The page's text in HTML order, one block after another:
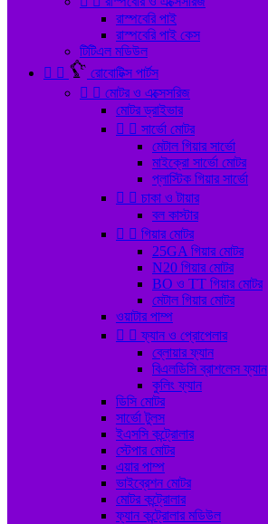
রাস্পবেরি পাই
রাস্পবেরি পাই কেস
টিটিএল মডিউল
 
রোবোটিক্স পার্টস
  মোটর ও এক্সেসরিজ
মোটর ড্রাইভার
  সার্ভো মোটর
মেটাল গিয়ার সার্ভো
মাইক্রো সার্ভো মোটর
প্লাস্টিক গিয়ার সার্ভো
  চাকা ও টায়ার
বল কাস্টার
  গিয়ার মোটর
25GA গিয়ার মোটর
N20 গিয়ার মোটর
BO ও TT গিয়ার মোটর
মেটাল গিয়ার মোটর
ওয়াটার পাম্প
  ফ্যান ও প্রোপেলার
ব্লোয়ার ফ্যান
বিএলডিসি ব্রাশলেস ফ্যান
কুলিং ফ্যান
ডিসি মোটর
সার্ভো টুলস
ইএসসি কন্ট্রোলার
স্টেপার মোটর
এয়ার পাম্প
ভাইব্রেশন মোটর
মোটর কন্ট্রোলার
ফ্যান কন্ট্রোলার মডিউল